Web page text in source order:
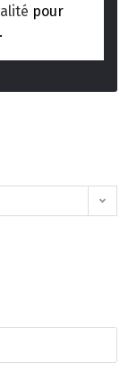
pour